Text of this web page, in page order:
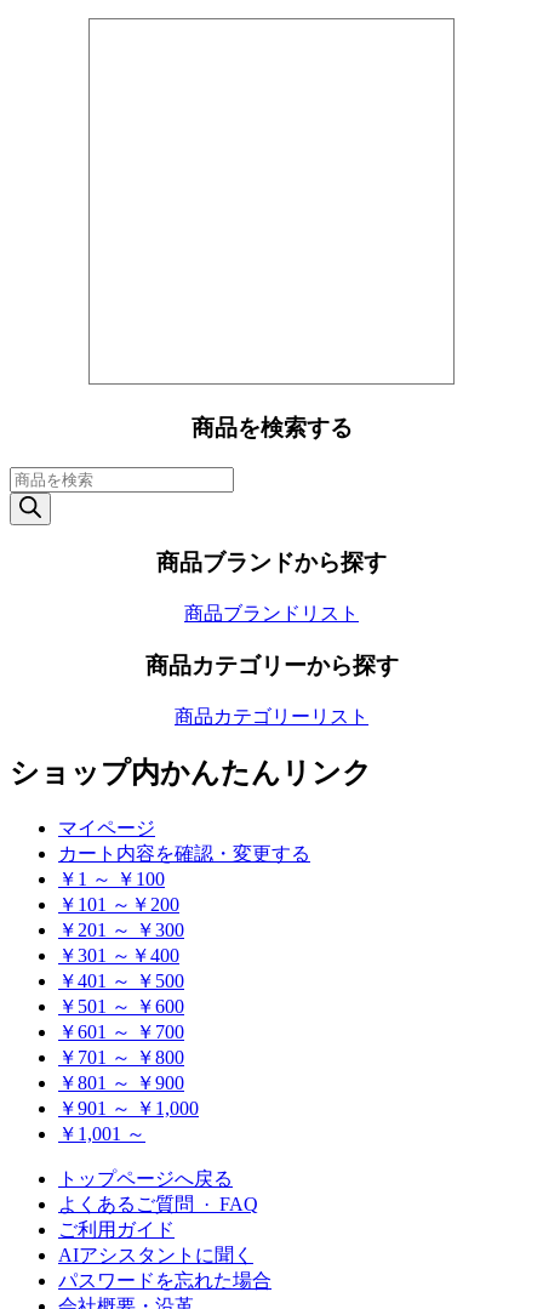
商品を検索する
商
品
検
商品ブランドから探す
商品ブランドリスト
商品カテゴリーから探す
商品カテゴリーリスト
ショップ内かんたんリンク
マイページ
カート内容を確認・変更する
￥1 ～ ￥100
￥101 ～￥200
￥201 ～ ￥300
￥301 ～￥400
￥401 ～ ￥500
￥501 ～ ￥600
￥601 ～ ￥700
￥701 ～ ￥800
￥801 ～ ￥900
￥901 ～ ￥1,000
￥1,001 ～
トップページへ戻る
よくあるご質問 · FAQ
ご利用ガイド
AIアシスタントに聞く
パスワードを忘れた場合